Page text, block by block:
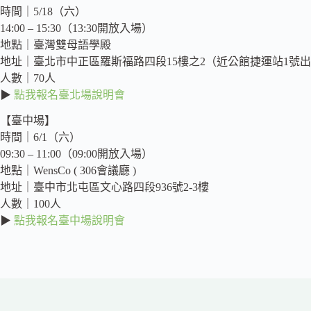
時間｜5/18（六）
14:00 – 15:30（13:30開放入場）
地點｜臺灣雙母語學殿
地址｜臺北市中正區羅斯福路四段15樓之2（近公館捷運站1號
人數｜70人
▶ 點我報名臺北場說明會
【臺中場】
時間｜6/1（六）
09:30 – 11:00（09:00開放入場）
地點｜WensCo ( 306會議廳 )
地址｜臺中市北屯區文心路四段936號2-3樓
人數｜100人
▶ 點我報名臺中場說明會